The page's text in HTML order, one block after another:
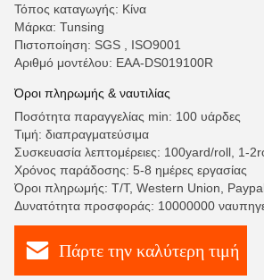
Τόπος καταγωγής: Κίνα
Μάρκα: Tunsing
Πιστοποίηση: SGS , ISO9001
Αριθμό μοντέλου: EAA-DS019100R
Όροι πληρωμής & ναυτιλίας
Ποσότητα παραγγελίας min: 100 υάρδες
Τιμή: διαπραγματεύσιμα
Συσκευασία λεπτομέρειες: 100yard/roll, 1-
Χρόνος παράδοσης: 5-8 ημέρες εργασίας
Όροι πληρωμής: T/T, Western Union,
Δυνατότητα προσφοράς: 10000000
Πάρτε την καλύτερη τιμή